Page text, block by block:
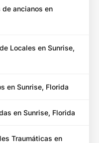
ancianos en
Locales en Sunrise,
en Sunrise, Florida
en Sunrise, Florida
Traumáticas en